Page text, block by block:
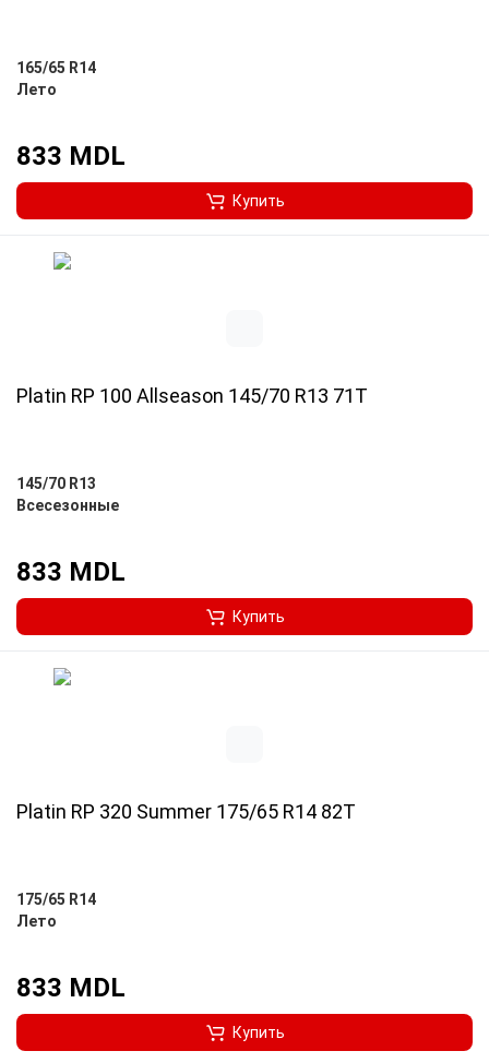
165/65 R14
Лето
833 MDL
Купить
Platin RP 100 Allseason 145/70 R13 71T
145/70 R13
Всесезонные
833 MDL
Купить
Platin RP 320 Summer 175/65 R14 82T
175/65 R14
Лето
833 MDL
Купить